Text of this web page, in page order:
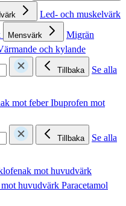
Led- och muskelvärk
Mensvärk
Migrän
och kylande
Tillbaka
Se alla
mot feberIbuprofen mot
Tillbaka
Se alla
mot huvudvärk
huvudvärk Paracetamol